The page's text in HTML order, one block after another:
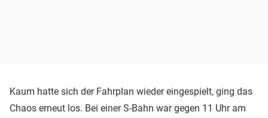
Kaum hatte sich der Fahrplan wieder eingespielt, ging das
Chaos erneut los. Bei einer S-Bahn war gegen 11 Uhr am